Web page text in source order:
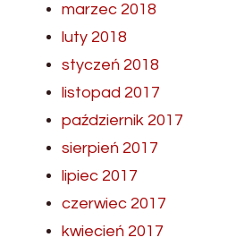
marzec 2018
luty 2018
styczeń 2018
listopad 2017
październik 2017
sierpień 2017
lipiec 2017
czerwiec 2017
kwiecień 2017